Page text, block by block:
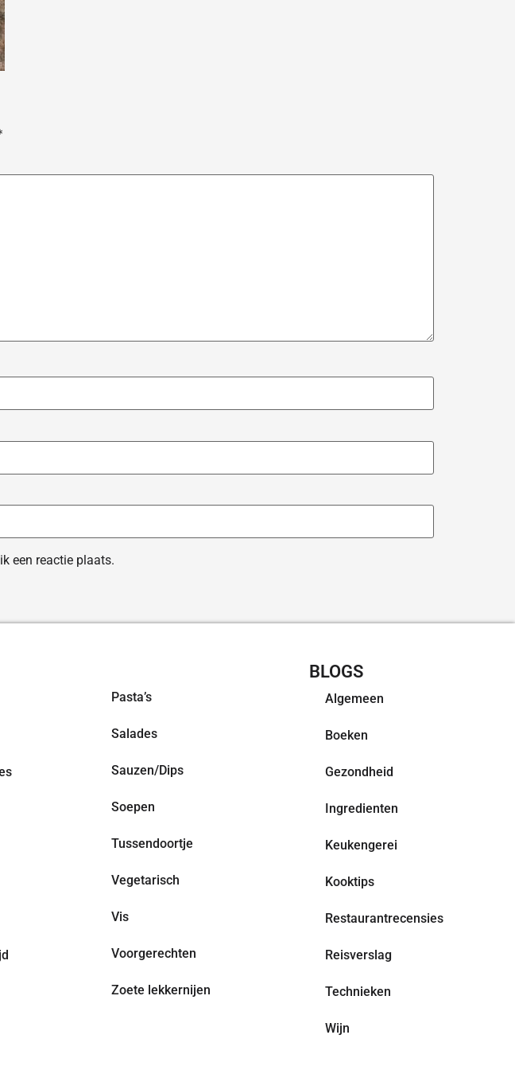
een reactie plaats.
Pasta’s
Salades
Sauzen/Dips
Soepen
Tussendoortje
Vegetarisch
Vis
Voorgerechten
Zoete lekkernijen
BLOGS
Algemeen
Boeken
Gezondheid
Ingredienten
Keukengerei
Kooktips
Restaurantrecensies
Reisverslag
Technieken
Wijn